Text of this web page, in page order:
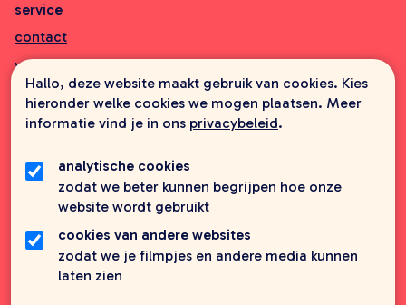
Hallo, deze website maakt gebruik van cookies. Kies
hieronder welke cookies we mogen plaatsen. Meer
informatie vind je in ons privacybeleid.
analytische cookies
zodat we beter kunnen begrijpen hoe onze
website wordt gebruikt
cookies van andere websites
zodat we je filmpjes en andere media kunnen
laten zien
service
contact
veelgestelde vragen
aanbiedingsbrochures
wie zijn wij
foreign rights
privacy
credits